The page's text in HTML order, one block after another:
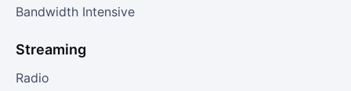
Bandwidth Intensive
Streaming
Radio